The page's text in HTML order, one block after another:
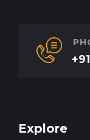
Explore